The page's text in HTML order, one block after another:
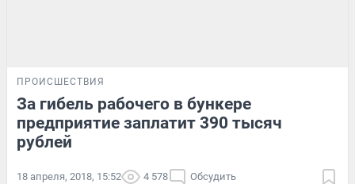
ПРОИСШЕСТВИЯ
За гибель рабочего в бункере
предприятие заплатит 390 тысяч
рублей
18 апреля, 2018, 15:52 4 578 Обсудить